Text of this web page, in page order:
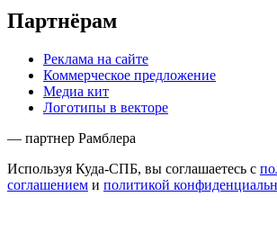
Партнёрам
Реклама на сайте
Коммерческое предложение
Медиа кит
Логотипы в векторе
— партнер Рамблера
Используя Куда-СПБ, вы соглашаетесь с
соглашением и политикой